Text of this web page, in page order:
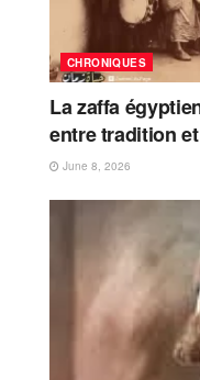
CHRONIQUES
La zaffa
entre tradition
June 8, 2026